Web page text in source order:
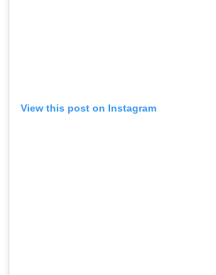
View this post on Instagram